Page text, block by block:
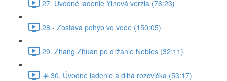
27. Úvodné ladenie Yinová verzia (76:23)
28 - Zostava pohyb vo vode (150:05)
29. Zhang Zhuan po držanie Nebies (32:11)
☀️ 30. Úvodné ladenie a dlhá rozcvička (53:17)